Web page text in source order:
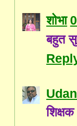
शोभा
बहुत